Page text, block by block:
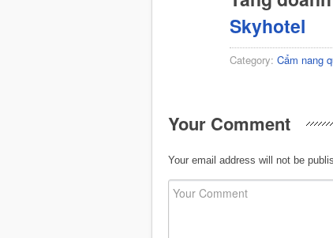
Skyhotel
Category: Cẩm nang
Your Comment
Your email address will not be